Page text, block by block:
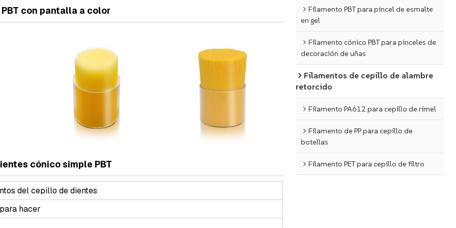
con pantalla a color
cónico simple PBT
del cepillo de dientes
hacer
Filamento PBT para pincel de esmalte
en gel
Filamento cónico PBT para pinceles de
decoración de uñas
Filamentos de cepillo de alambre
retorcido
Filamento PA612 para cepillo de rímel
Filamento de PP para cepillo de
botellas
Filamento PET para cepillo de filtro